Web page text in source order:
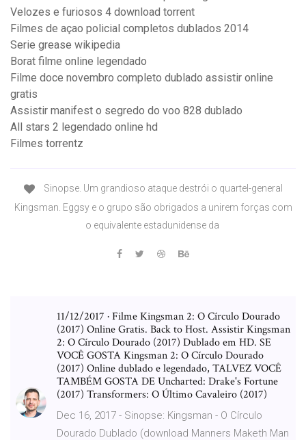
Velozes e furiosos 4 download torrent
Filmes de açao policial completos dublados 2014
Serie grease wikipedia
Borat filme online legendado
Filme doce novembro completo dublado assistir online
gratis
Assistir manifest o segredo do voo 828 dublado
All stars 2 legendado online hd
Filmes torrentz
Sinopse. Um grandioso ataque destrói o quartel-general
Kingsman. Eggsy e o grupo são obrigados a unirem forças com
o equivalente estadunidense da
11/12/2017 · Filme Kingsman 2: O Círculo Dourado
(2017) Online Gratis. Back to Host. Assistir Kingsman
2: O Círculo Dourado (2017) Dublado em HD. SE
VOCÊ GOSTA Kingsman 2: O Círculo Dourado
(2017) Online dublado e legendado, TALVEZ VOCÊ
TAMBÉM GOSTA DE Uncharted: Drake's Fortune
(2017) Transformers: O Último Cavaleiro (2017)
Dec 16, 2017 - Sinopse: Kingsman - O Círculo
Dourado Dublado (download Manners Maketh Man